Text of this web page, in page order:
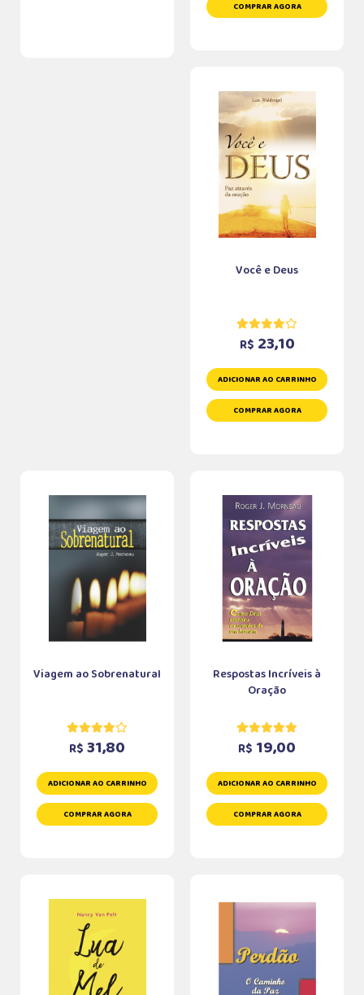
COMPRAR AGORA
Você e Deus
R$ 23,10
ADICIONAR AO CARRINHO
COMPRAR AGORA
Viagem ao Sobrenatural
R$ 31,80
ADICIONAR AO CARRINHO
COMPRAR AGORA
Respostas Incríveis à
Oração
R$ 19,00
ADICIONAR AO CARRINHO
COMPRAR AGORA